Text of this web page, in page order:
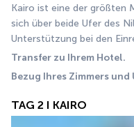
Kairo ist eine der größten
sich über beide Ufer des
Unterstützung bei den
Transfer zu Ihrem Hotel.
Bezug Ihres Zimmers
TAG 2 I KAIRO